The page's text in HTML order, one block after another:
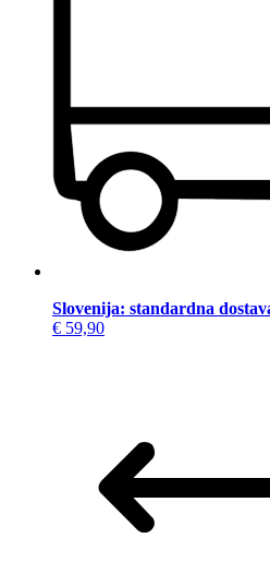
Slovenija: standardna
€ 59,90